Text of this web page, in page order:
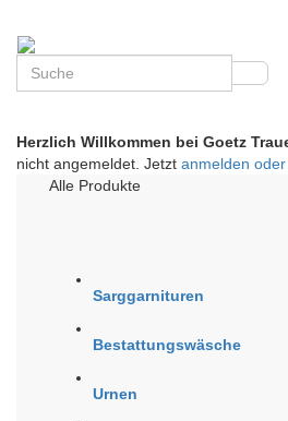
Herzlich Willkommen bei Goetz
nicht angemeldet. Jetzt anmelden
Alle Produkte
Sarggarnituren
Bestattungswäsche
Urnen